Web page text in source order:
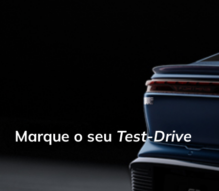
Marque o seu Test-Drive